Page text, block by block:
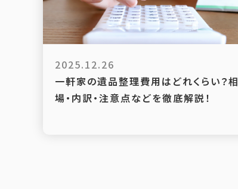
2025.12.26
一軒家の遺品整理費用はどれくらい？相
場・内訳・注意点などを徹底解説！